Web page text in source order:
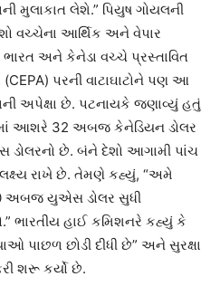
મુલાકાત લેશે.” પિયુષ ગોયલની
વચ્ચેના આર્થિક અને વેપાર
અને કેનેડા વચ્ચે પ્રસ્તાવિત
(CEPA) પરની વાટાઘાટોને પણ આ
અપેક્ષા છે. પટનાયકે જણાવ્યું હતું
આશરે 32 અબજ કેનેડિયન ડોલર
છે. બંને દેશો આગામી પાંચ
રાખે છે. તેમણે કહ્યું, “અમે
અબજ યુએસ ડોલર સુધી
ભારતીય હાઈ કમિશનરે કહ્યું કે
પાછળ છોડી દીધી છે” અને સુરક્ષા
શરૂ કર્યો છે.